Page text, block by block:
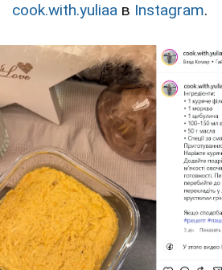
cook.with.yuliaa в Instagram.